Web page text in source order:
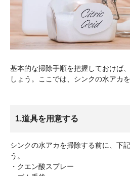
基本的な掃除手順を把握しておけば
しょう。ここでは、シンクの水アカ
1.道具を用意する
シンクの水アカを掃除する前に、下
う。
・クエン酸スプレー